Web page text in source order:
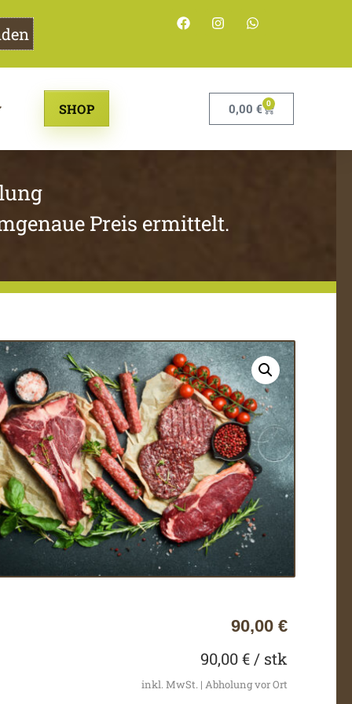
SHOP 0,00€ 0
Preis ermittelt.
90,00 €
90,00€/ stk
inkl. MwSt. | Abholung vor Ort